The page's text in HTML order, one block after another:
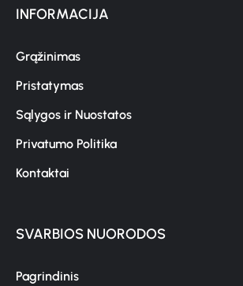
INFORMACIJA
Grąžinimas
Pristatymas
Sąlygos ir Nuostatos
Privatumo Politika
Kontaktai
SVARBIOS NUORODOS
Pagrindinis